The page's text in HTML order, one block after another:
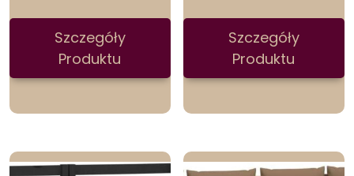
Szczegóły
Produktu
Szczegóły
Produktu